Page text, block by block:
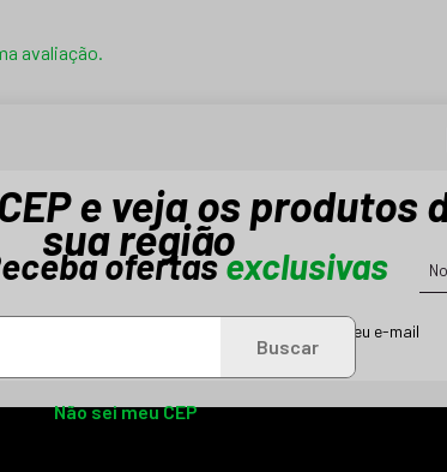
avaliação.
ofertasexclusivas
se e receba novidades e promoções em seu e-mail
e veja os produtos
sua região
Buscar
Não sei meu CEP